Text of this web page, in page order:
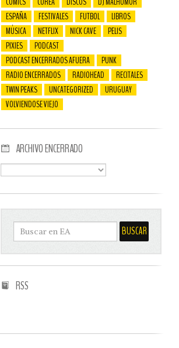
ESPAÑA
FESTIVALES FUTBOL
LIBROS
MÚSICA
NETFLIX NICK CAVE
PELIS
PIXIES
PODCAST
PODCAST ENCERRADOS AFUERA
PUNK
RADIO ENCERRADOS
RADIOHEAD
RECITALES
TWIN PEAKS
UNCATEGORIZED
URUGUAY
VOLVIENDOSE VIEJO
ARCHIVO ENCERRADO
RSS